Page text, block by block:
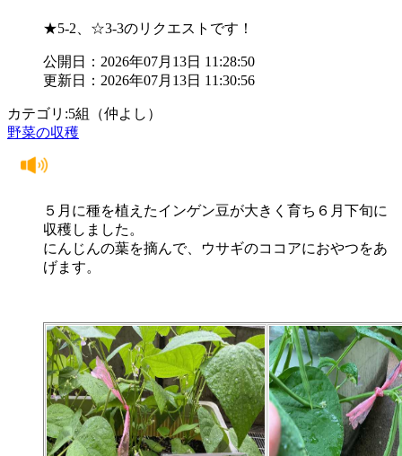
★5-2、☆3-3のリクエストです！
公開日：2026年07月13日 11:28:50
更新日：2026年07月13日 11:30:56
カテゴリ:5組（仲よし）
野菜の収穫
５月に種を植えたインゲン豆が大きく育ち６月下旬に
収穫しました。
にんじんの葉を摘んで、ウサギのココアにおやつをあ
げます。